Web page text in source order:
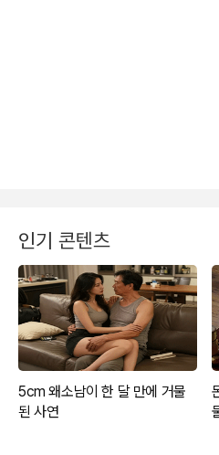
인기 콘텐츠